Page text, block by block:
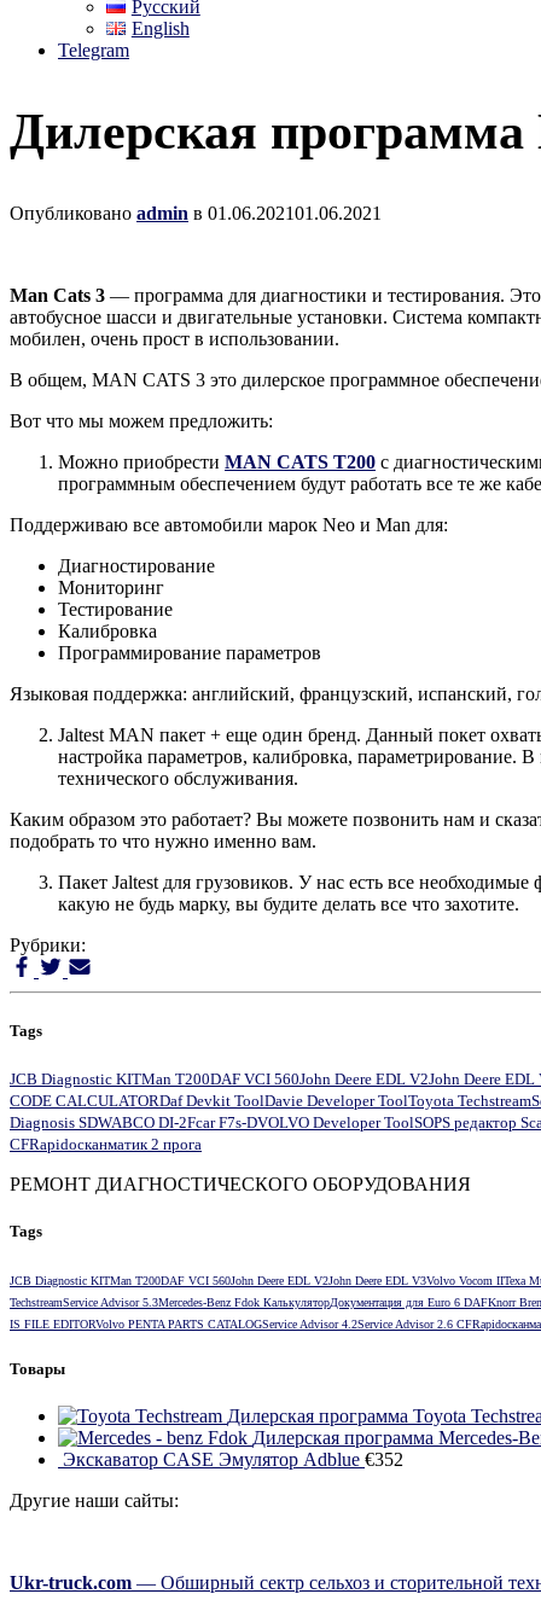
Русский
English
Telegram
Дилерская
Опубликовано admin в 01.06.202101.06.2021
Man Cats 3 — программа для диагностики и тестирования.
автобусное шасси и двигательные установки. Система
мобилен, очень прост в использовании.
В общем, MAN CATS 3 это дилерское программное
Вот что мы можем предложить:
Можно приобрести MAN CATS T200 с
программным обеспечением будут работать все те же
Поддерживаю все автомобили марок Neo и Man для:
Диагностирование
Мониторинг
Тестирование
Калибровка
Программирование параметров
Языковая поддержка: английский, французский, испанский,
Jaltest MAN пакет + еще один бренд. Данный покет
настройка параметров, калибровка, параметрирование.
технического обслуживания.
Каким образом это работает? Вы можете позвонить нам и
подобрать то что нужно именно вам.
Пакет Jaltest для грузовиков. У нас есть все
какую не будь марку, вы будите делать все что захотите.
Рубрики:
Tags
JCB Diagnostic KITMan T200DAF VCI 560John Deere EDL V2John Deere EDL
CODE CALCULATORDaf Devkit ToolDavie Developer ToolToyota Techstream
Diagnosis SDWABCO DI-2Fcar F7s-DVOLVO Developer ToolSOPS редактор
CFRapidoсканматик 2 прога
РЕМОНТ ДИАГНОСТИЧЕСКОГО ОБОРУДОВАНИЯ
Tags
JCB Diagnostic KITMan T200DAF VCI 560John Deere EDL V2John Deere EDL V3Volvo Vocom IITexa
TechstreamService Advisor 5.3Mercedes-Benz Fdok КалькуляторДокументация для Euro 6 DAFKnorr
IS FILE EDITORVolvo PENTA PARTS CATALOGService Advisor 4.2Service Advisor 2.6 CFRapido
Товары
Дилерская программа Toyota
Дилерская программа Mercedes-
Экскаватор CASE Эмулятор Adblue €352
Другие наши сайты:
Ukr-truck.com — Обширный сектр сельхоз и сторительной